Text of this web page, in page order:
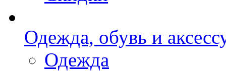
Одежда, обувь и
Одежда